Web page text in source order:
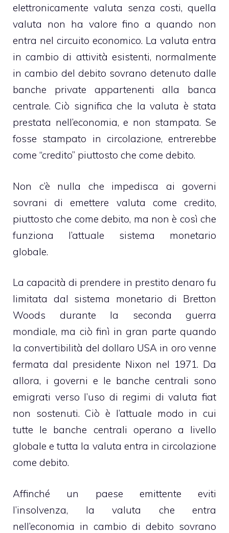
elettronicamente valuta senza costi, quella
valuta non ha valore fino a quando non
entra nel circuito economico. La valuta entra
in cambio di attività esistenti, normalmente
in cambio del debito sovrano detenuto dalle
banche private appartenenti alla banca
centrale. Ciò significa che la valuta è stata
prestata nell’economia, e non stampata. Se
fosse stampato in circolazione, entrerebbe
come “credito” piuttosto che come debito.
Non c’è nulla che impedisca ai governi
sovrani di emettere valuta come credito,
piuttosto che come debito, ma non è così che
funziona l’attuale sistema monetario
globale.
La capacità di prendere in prestito denaro fu
limitata dal sistema monetario di Bretton
Woods durante la seconda guerra
mondiale, ma ciò finì in gran parte quando
la convertibilità del dollaro USA in oro venne
fermata dal presidente Nixon nel 1971. Da
allora, i governi e le banche centrali sono
emigrati verso l’uso di regimi di valuta fiat
non sostenuti. Ciò è l’attuale modo in cui
tutte le banche centrali operano a livello
globale e tutta la valuta entra in circolazione
come debito.
Affinché un paese emittente eviti
l’insolvenza, la valuta che entra
nell’economia in cambio di debito sovrano